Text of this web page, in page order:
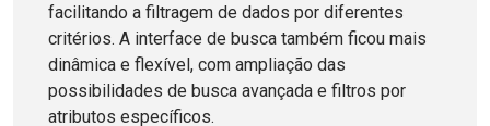
facilitando a filtragem de dados por diferentes
critérios. A interface de busca também ficou mais
dinâmica e flexível, com ampliação das
possibilidades de busca avançada e filtros por
atributos específicos.